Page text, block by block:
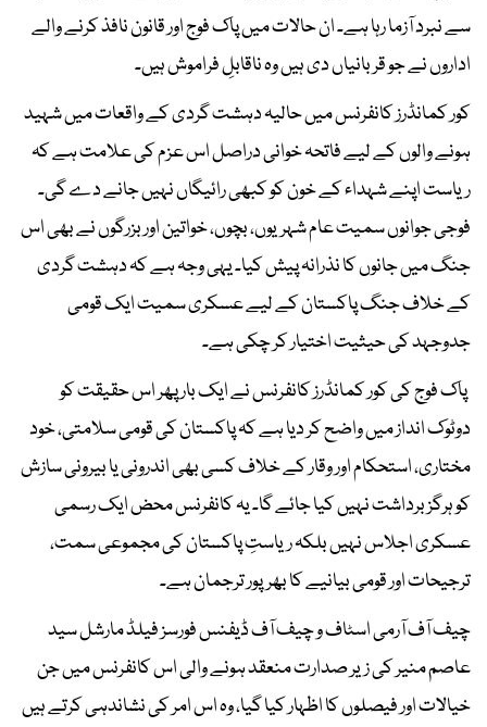
سے نبرد آزما رہا ہے۔ ان حالات میں پاک فوج اور قانون نافذ کرنے والے
اداروں نے جو قربانیاں دی ہیں وہ ناقابلِ فراموش ہیں۔
کور کمانڈرز کانفرنس میں حالیہ دہشت گردی کے واقعات میں شہید
ہونے والوں کے لیے فاتحہ خوانی دراصل اس عزم کی علامت ہے کہ
ریاست اپنے شہداء کے خون کو کبھی رائیگاں نہیں جانے دے گی۔
فوجی جوانوں سمیت عام شہریوں، بچوں، خواتین اور بزرگوں نے بھی اس
جنگ میں جانوں کا نذرانہ پیش کیا۔ یہی وجہ ہے کہ دہشت گردی
کے خلاف جنگ پاکستان کے لیے عسکری سمیت ایک قومی
جدوجہد کی حیثیت اختیار کر چکی ہے۔
پاک فوج کی کور کمانڈرز کانفرنس نے ایک بار پھر اس حقیقت کو
دوٹوک انداز میں واضح کر دیا ہے کہ پاکستان کی قومی سلامتی، خود
مختاری، استحکام اور وقار کے خلاف کسی بھی اندرونی یا بیرونی سازش
کو ہرگز برداشت نہیں کیا جائے گا۔ یہ کانفرنس محض ایک رسمی
عسکری اجلاس نہیں بلکہ ریاستِ پاکستان کی مجموعی سمت،
ترجیحات اور قومی بیانیے کا بھرپور ترجمان ہے۔
چیف آف آرمی اسٹاف و چیف آف ڈیفنس فورسز فیلڈ مارشل سید
عاصم منیر کی زیر صدارت منعقد ہونے والی اس کانفرنس میں جن
خیالات اور فیصلوں کا اظہار کیا گیا، وہ اس امر کی نشاندہی کرتے ہیں